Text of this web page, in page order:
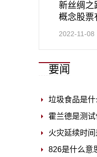
新丝绸之
概念股票
2022-11-08
要闻
垃圾食品是什
霍兰德是测试什
火灾延续时间
826是什么意